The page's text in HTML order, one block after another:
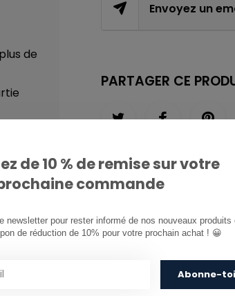
de
et
Envoyez un
PARTAGER CE
de 10 % de remise sur votre
commande
newsletter pour rester informé de nos nouveaux produits
de réduction de 10% pour votre prochain achat ! 😀
Abonne-toi